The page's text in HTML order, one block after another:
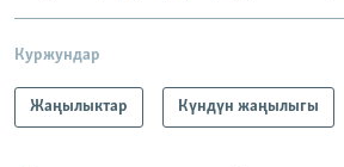
Куржундар
Жаңылыктар Күндүн жаңылыгы